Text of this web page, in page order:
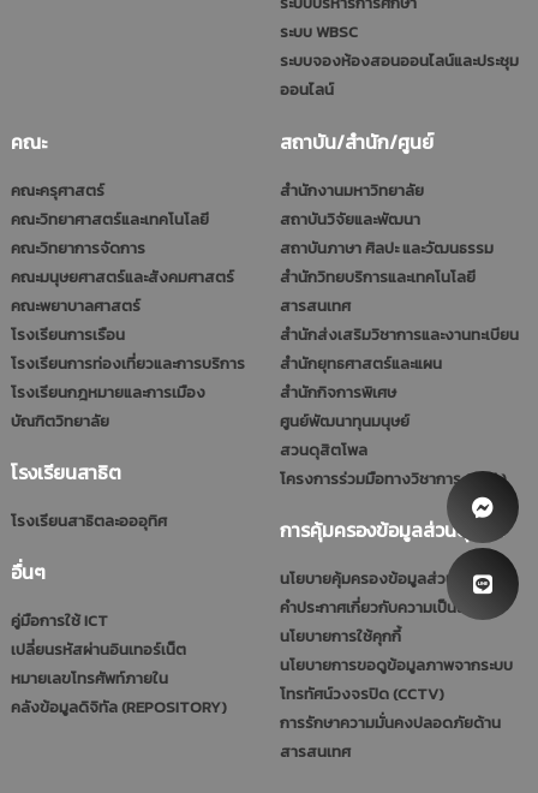
ระบบ WBSC
ระบบจองห้องสอนออนไลน์และประชุม
ออนไลน์
คณะ
คณะครุศาสตร์
คณะวิทยาศาสตร์และเทคโนโลยี
คณะวิทยาการจัดการ
คณะมนุษยศาสตร์และสังคมศาสตร์
คณะพยาบาลศาสตร์
โรงเรียนการเรือน
โรงเรียนการท่องเที่ยวและการบริการ
โรงเรียนกฎหมายและการเมือง
บัณฑิตวิทยาลัย
โรงเรียนสาธิต
โรงเรียนสาธิตละอออุทิศ
อื่นๆ
คู่มือการใช้ ICT
เปลี่ยนรหัสผ่านอินเทอร์เน็ต
หมายเลขโทรศัพท์ภายใน
คลังข้อมูลดิจิทัล (REPOSITORY)
สถาบัน/สำนัก/ศูนย์
สำนักงานมหาวิทยาลัย
สถาบันวิจัยและพัฒนา
สถาบันภาษา ศิลปะ และวัฒนธรรม
สำนักวิทยบริการและเทคโนโลยี
สารสนเทศ
สำนักส่งเสริมวิชาการและงานทะเบียน
สำนักยุทธศาสตร์และแผน
สำนักกิจการพิเศษ
ศูนย์พัฒนาทุนมนุษย์
สวนดุสิตโพล
โครงการร่วมมือทางวิชาการ (รมป.)
การคุ้มครองข้อมูลส่วนบุคคล
นโยบายคุ้มครองข้อมูลส่วนบุคคล
คำประกาศเกี่ยวกับความเป็นส่วนตัว
นโยบายการใช้คุกกี้
นโยบายการขอดูข้อมูลภาพจากระบบ
โทรทัศน์วงจรปิด (CCTV)
การรักษาความมั่นคงปลอดภัยด้าน
สารสนเทศ